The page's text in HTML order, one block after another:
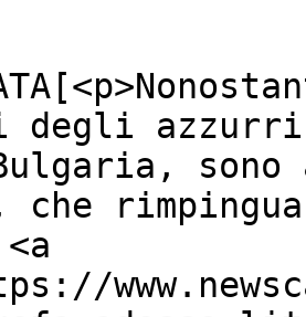
degli azzurri
sono